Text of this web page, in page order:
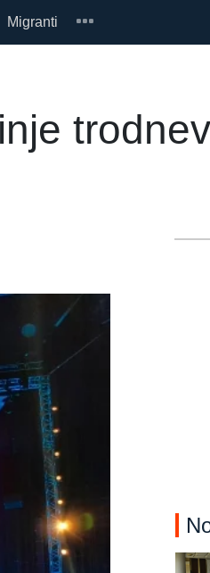
Migranti